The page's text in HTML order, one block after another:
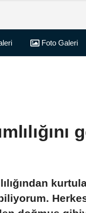
Foto Galeri